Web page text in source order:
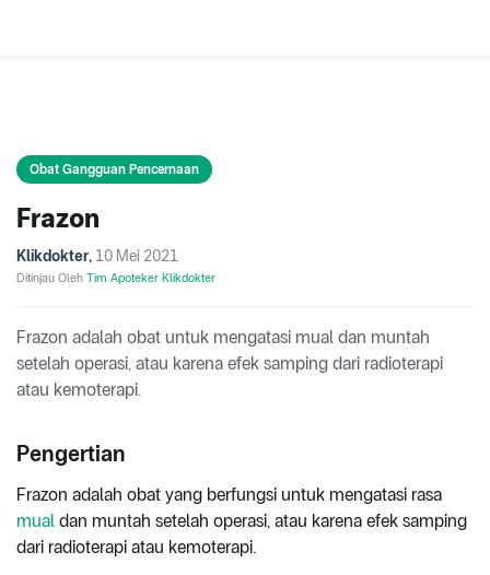
Obat Gangguan Pencernaan
Frazon
Klikdokter, 10 Mei 2021
Ditinjau Oleh Tim Apoteker Klikdokter
Frazon adalah obat untuk mengatasi mual dan muntah
setelah operasi, atau karena efek samping dari radioterapi
atau kemoterapi.
Pengertian
Frazon adalah obat yang berfungsi untuk mengatasi rasa
mual dan muntah setelah operasi, atau karena efek samping
dari radioterapi atau kemoterapi.